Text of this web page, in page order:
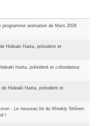
programme animation de Mars 2026
Hideaki Hatta, président et
Hatta, président et cofondateur
de Hideaki Hatta, président et
: Le nouveau hit du Weekly Shônen
!